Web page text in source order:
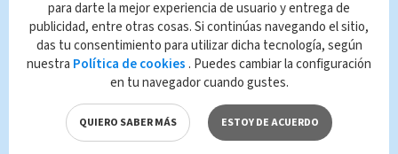
— Sin Camino a Casa
(@sincaminoacasa)August 23, 2021
para darte la mejor experiencia de usuario y entrega de
publicidad, entre otras cosas. Si continúas navegando el sitio,
das tu consentimiento para utilizar dicha tecnología, según
nuestra Política de cookies . Puedes cambiar la configuración
en tu navegador cuando gustes.
QUIERO SABER MÁS ESTOY DE ACUERDO